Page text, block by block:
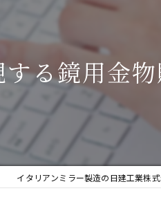
オーダー
什器
る鏡用金
イタリアンミラー製造の日建工業株